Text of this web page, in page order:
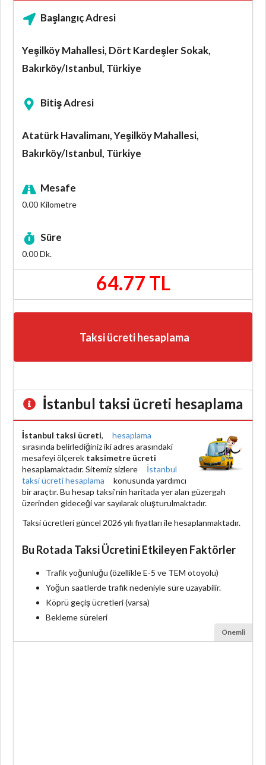
Başlangıç Adresi
Yeşilköy Mahallesi, Dört Kardeşler Sokak,
Bakırköy/Istanbul, Türkiye
Bitiş Adresi
Atatürk Havalimanı, Yeşilköy Mahallesi,
Bakırköy/Istanbul, Türkiye
Mesafe
0.00 Kilometre
Süre
0.00Dk.
64.77 TL
Taksi ücreti hesaplama
İstanbul taksi ücreti hesaplama
İstanbul taksi ücreti,
hesaplama
sırasında belirlediğiniz iki adres arasındaki
mesafeyi ölçerek taksimetre ücreti
hesaplamaktadır. Sitemiz sizlere
İstanbul
taksi ücreti hesaplama
konusunda yardımcı
bir araçtır. Bu hesap taksi'nin haritada yer alan güzergah
üzerinden gideceği var sayılarak oluşturulmaktadır.
Taksi ücretleri güncel 2026 yılı fiyatları ile hesaplanmaktadır.
Bu Rotada Taksi Ücretini Etkileyen Faktörler
Trafik yoğunluğu (özellikle E-5 ve TEM otoyolu)
Yoğun saatlerde trafik nedeniyle süre uzayabilir.
Köprü geçiş ücretleri (varsa)
Bekleme süreleri
Önemli